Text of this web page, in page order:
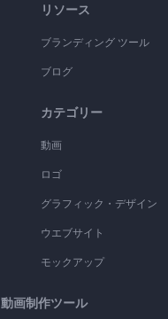
リソース
ブランディング ツール
ブログ
カテゴリー
動画
ロゴ
グラフィック・デザイン
ウエブサイト
モックアップ
動画制作ツール